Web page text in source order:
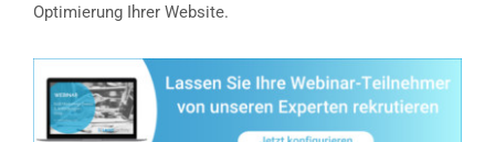
Optimierung Ihrer Website.